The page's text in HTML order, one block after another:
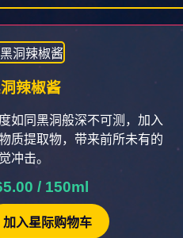
辣椒酱
如同黑洞般深不可测，加入
质提取物，带来前所未有的
冲击。
/ 150ml
加入星际购物车